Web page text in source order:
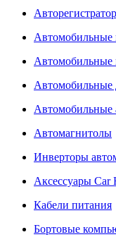
Автомобильные
Автомобильные
Автомобильные
Автомобильные
Автомагнитолы
Инверторы
Аксессуары Car
Кабели питания
Бортовые